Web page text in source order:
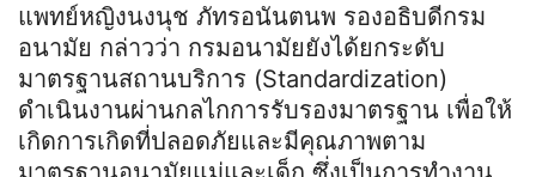
แพทย์หญิงนงนุช ภัทรอนันตนพ รองอธิบดีกรม
อนามัย กล่าวว่า กรมอนามัยยังได้ยกระดับ
มาตรฐานสถานบริการ (Standardization)
ดำเนินงานผ่านกลไกการรับรองมาตรฐาน เพื่อให้
เกิดการเกิดที่ปลอดภัยและมีคุณภาพตาม